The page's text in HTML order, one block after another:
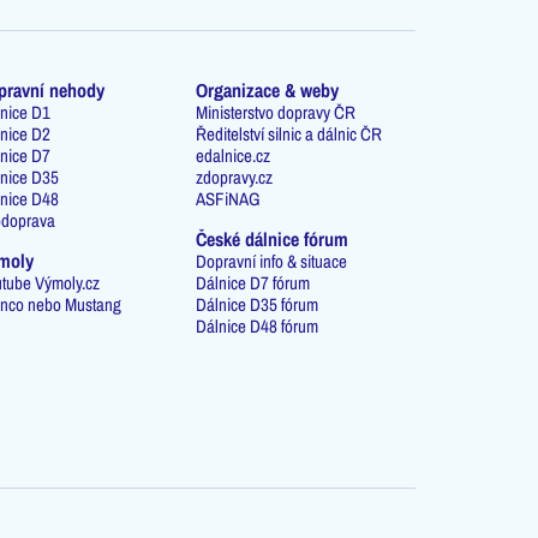
nehody
D1
D2
D7
D35
D48
Výmoly.cz
nebo Mustang
Organizace & weby
Ministerstvo dopravy ČR
Ředitelství silnic a dálnic ČR
edalnice.cz
zdopravy.cz
ASFiNAG
České dálnice fórum
Dopravní info & situace
Dálnice D7 fórum
Dálnice D35 fórum
Dálnice D48 fórum